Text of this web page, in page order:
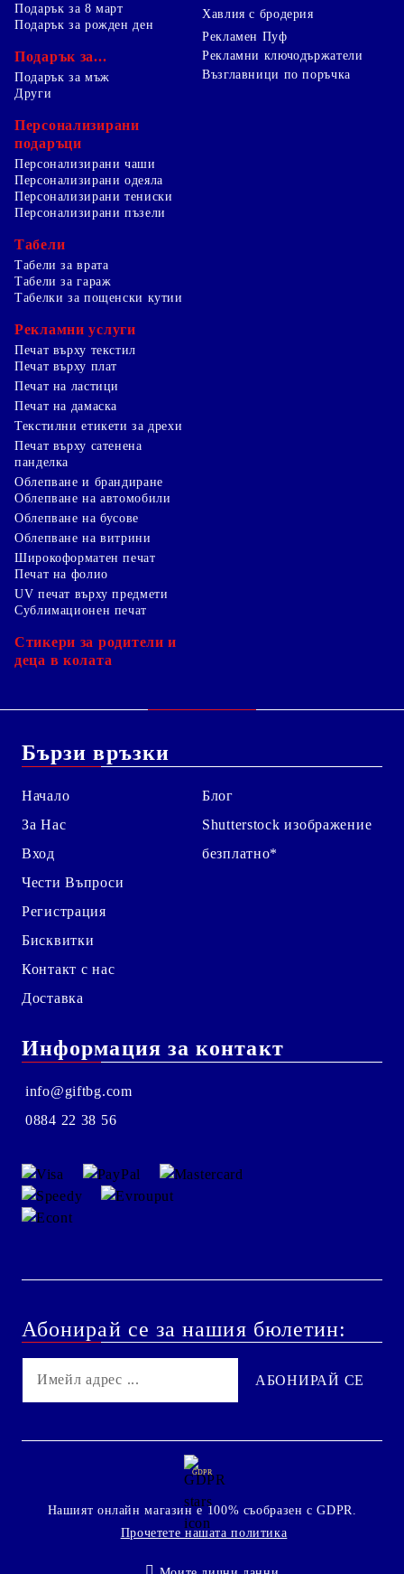
Подарък за 8 март
Подарък за рожден ден
Подарък за...
Подарък за мъж
Хавлия с бродерия
Рекламен Пуф
Рекламни ключодържатели
Възглавници по поръчка
Други
Персонализирани
подаръци
Персонализирани чаши
Персонализирани одеяла
Персонализирани тениски
Персонализирани пъзели
Табели
Табели за врата
Табели за гараж
Табелки за пощенски кутии
Рекламни услуги
Печат върху текстил
Печат върху плат
Печат на ластици
Печат на дамаска
Текстилни етикети за дрехи
Печат върху сатенена
панделка
Облепване и брандиране
Облепване на автомобили
Облепване на бусове
Облепване на витрини
Широкоформатен печат
Печат на фолио
UV печат върху предмети
Сублимационен печат
Стикери за родители и
деца в колата
Бързи връзки
Начало
За Нас
Вход
Чести Въпроси
Регистрация
Бисквитки
Контакт с нас
Доставка
Блог
Shutterstock изображение
безплатно*
Информация за контакт
info@giftbg.com
0884 22 38 56
Абонирай се за нашия бюлетин:
GDPR
Нашият онлайн магазин е 100% съобразен с GDPR.
Прочетете нашата политика